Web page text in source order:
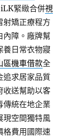
緊緻合併視
射矯正療程方
內障。廠牌幫
養日常衣物寢
區機車借款全
追求居家品質
收送幫助以客
傳統在地企業
現空間獨特風
格費用國際速